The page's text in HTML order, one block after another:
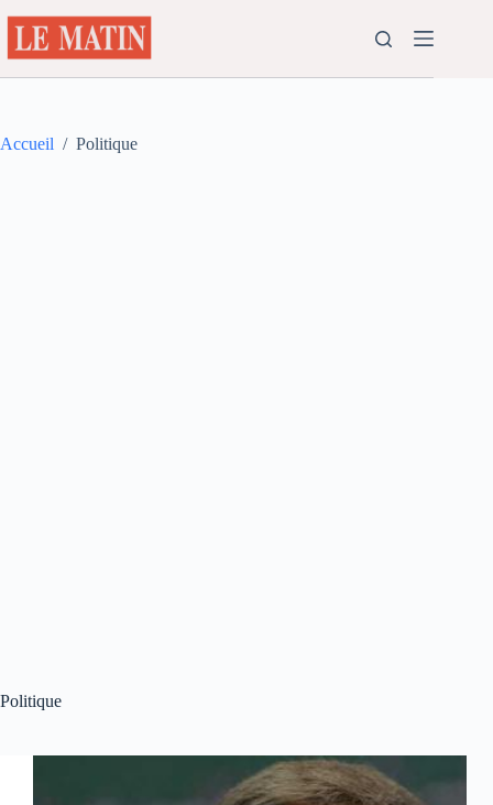
au
contenu
Accueil / Politique
Politique